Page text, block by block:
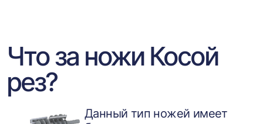
Что за ножи Косой
рез?
Данный тип ножей имеет